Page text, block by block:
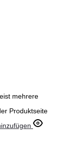
mehrere
Produktseite